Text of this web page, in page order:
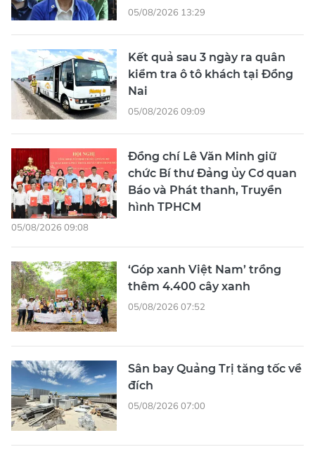
05/08/2026 13:29
Kết quả sau 3 ngày ra quân
kiểm tra ô tô khách tại Đồng
Nai
05/08/2026 09:09
Đồng chí Lê Văn Minh giữ
chức Bí thư Đảng ủy Cơ quan
Báo và Phát thanh, Truyền
hình TPHCM
05/08/2026 09:08
‘Góp xanh Việt Nam’ trồng
thêm 4.400 cây xanh
05/08/2026 07:52
Sân bay Quảng Trị tăng tốc về
đích
05/08/2026 07:00